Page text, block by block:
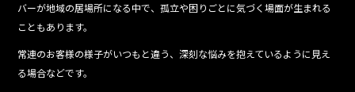
バーが地域の居場所になる中で、孤立や困りごとに気づく場面が生まれる
こともあります。
常連のお客様の様子がいつもと違う、深刻な悩みを抱えているように見え
る場合などです。